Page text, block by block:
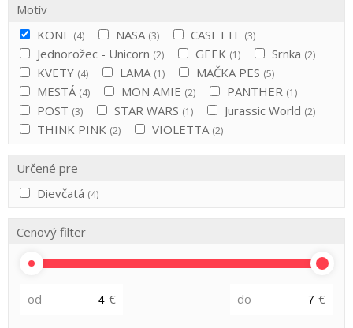
Motív
KONE (4) NASA (3) CASETTE (3)
Jednorožec - Unicorn (2) GEEK (1) Srnka (2)
KVETY (4) LAMA (1) MAČKA PES (5)
MESTÁ (4) MON AMIE (2) PANTHER (1)
POST (3) STAR WARS (1) Jurassic World (2)
THINK PINK (2) VIOLETTA (2)
Určené pre
Dievčatá (4)
Cenový filter
od € do €